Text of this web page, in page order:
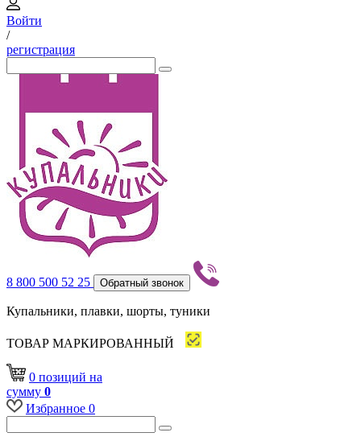
Войти
/
регистрация
8 800 500 52 25 Обратный звонок
Купальники, плавки, шорты, туники
ТОВАР МАРКИРОВАННЫЙ
0 позиций на
сумму 0
Избранное 0